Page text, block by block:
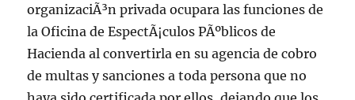
organizaciÃ³n privada ocupara las funciones de
la Oficina de EspectÃ¡culos PÃºblicos de
Hacienda al convertirla en su agencia de cobro
de multas y sanciones a toda persona que no